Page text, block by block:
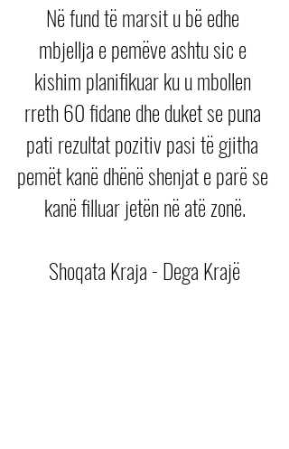
Në fund të marsit u bë edhe
mbjellja e pemëve ashtu sic e
kishim planifikuar ku u mbollen
rreth 60 fidane dhe duket se puna
pati rezultat pozitiv pasi të gjitha
pemët kanë dhënë shenjat e parë se
kanë filluar jetën në atë zonë.
Shoqata Kraja - Dega Krajë